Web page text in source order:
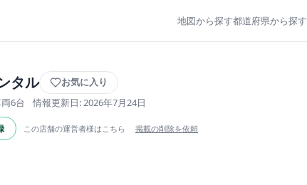
地図から探す都道府県から探す
タル お気に入り
6台 情報更新日: 2026年7月24日
この店舗の運営者様はこちら 掲載の削除を依頼